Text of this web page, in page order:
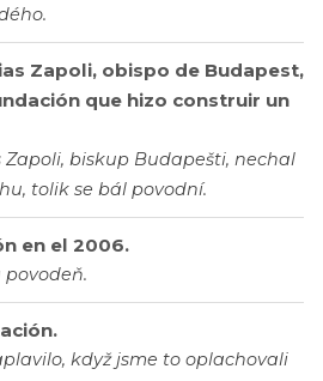
Zapoli, obispo de Budapest,
que hizo construir un
biskup Budapešti, nechal
tolik se bál povodní.
en el 2006.
když jsme to oplachovali